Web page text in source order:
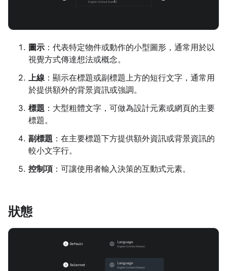
圖示 ：代表特定物件或動作的小型圖形，通常用於以
視覺方式傳達想法或概念。
上線 ：顯示在標題或副標題上方的短行文字，通常用
於提供額外的背景資訊或強調。
標題 ：大型粗體文字，可做為設計元素或網頁的主要
標題。
副標題 ：在主要標題下方提供額外資訊或背景資訊的
較小文字行。
控制項 ：可讓使用者輸入決策的互動式元素。
狀態